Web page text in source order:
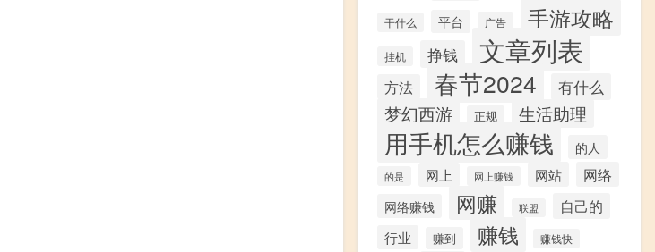
干什么 平台 广告 手游攻略
挂机 挣钱 文章列表
方法 春节2024 有什么
梦幻西游 正规 生活助理
用手机怎么赚钱 的人
的是 网上 网上赚钱 网站 网络
网络赚钱 网赚 联盟 自己的
行业 赚到 赚钱 赚钱快